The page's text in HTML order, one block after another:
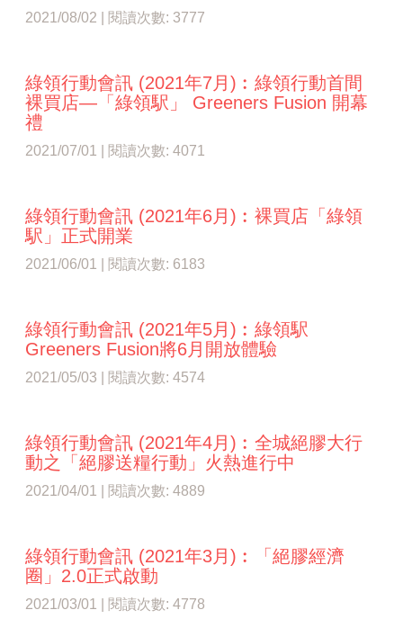
2021/08/02 | 閱讀次數: 3777
綠領行動會訊 (2021年7月)︰綠領行動首間
裸買店—「綠領駅」 Greeners Fusion 開幕
禮
2021/07/01 | 閱讀次數: 4071
綠領行動會訊 (2021年6月)︰裸買店「綠領
駅」正式開業
2021/06/01 | 閱讀次數: 6183
綠領行動會訊 (2021年5月)︰綠領駅
Greeners Fusion將6月開放體驗
2021/05/03 | 閱讀次數: 4574
綠領行動會訊 (2021年4月)︰全城絕膠大行
動之「絕膠送糧行動」火熱進行中
2021/04/01 | 閱讀次數: 4889
綠領行動會訊 (2021年3月)︰「絕膠經濟
圈」2.0正式啟動
2021/03/01 | 閱讀次數: 4778